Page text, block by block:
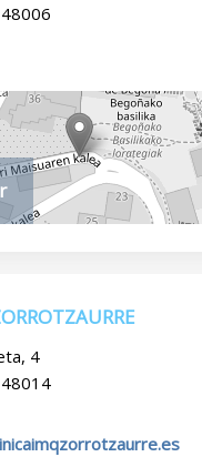
4
48014